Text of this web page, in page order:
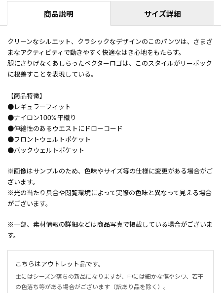
商品説明 サイズ詳細
クリーンなシルエット、クラシックなデザインのこのパンツは、さまざ
まなアクティビティで動きやすく快適なはき心地をもたらす。
腿にさりげなくあしらったベクターロゴは、このスタイルがリーボック
に根差すことを表現している。
【商品特徴】
●レギュラーフィット
●ナイロン100% 平織り
●伸縮性のあるウエストにドローコード
●フロントウェルトポケット
●バックウェルトポケット
※画像はサンプルのため、色味やサイズ等の仕様に変更がある場合がご
ざいます。
※光の当たり具合や閲覧環境によって実際の色味と異なって見える場合
がございます。
※一部、素材情報の詳細などは商品写真で掲載している場合がございま
す。
こちらはアウトレット品です。
主にはシーズン落ちの新品になりますが、中には細かな傷やシワ、若干
の色落ち等がある場合がございます（訳あり品を除く）。